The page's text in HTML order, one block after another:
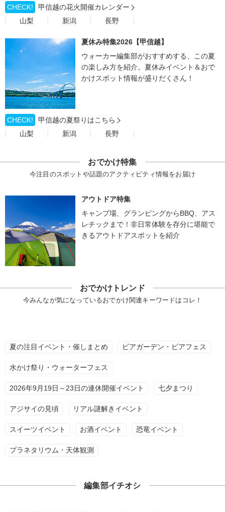
CHECK!
甲信越の花火開催カレンダー
山梨
新潟 長野
夏休み特集2026【甲信越】
ウォーカー編集部がおすすめする、この夏
の楽しみ方を紹介。夏休みイベント＆おで
かけスポット情報が盛りだくさん！
CHECK!
甲信越の夏祭りはこちら
山梨
新潟 長野
おでかけ特集
今注目のスポットや話題のアクティビティ情報をお届け
アウトドア特集
キャンプ場、グランピングからBBQ、アス
レチックまで！非日常体験を存分に堪能で
きるアウトドアスポットを紹介
おでかけトレンド
今みんなが気になっているおでかけ関連キーワードはコレ！
夏の注目イベント・催しまとめ ビアガーデン・ビアフェス
水かけ祭り・ウォーターフェス
2026年9月19日～23日の連休開催イベント 七夕まつり
アジサイの見頃 リアル謎解きイベント
スイーツイベント お酒イベント 恐竜イベント
プラネタリウム・天体観測
編集部イチオシ